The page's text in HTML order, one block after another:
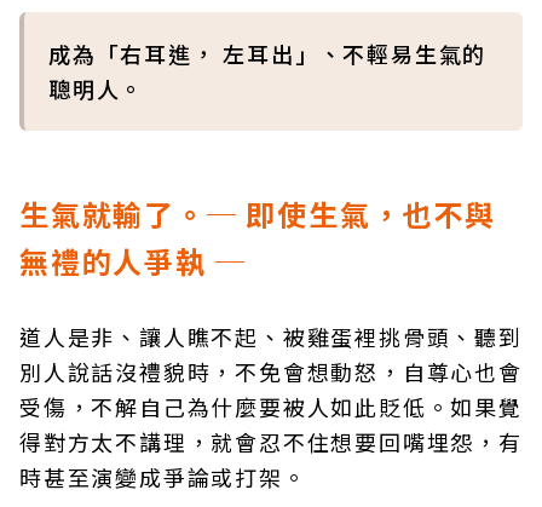
成為「右耳進， 左耳出」、不輕易生氣的
聰明人。
生氣就輸了。─ 即使生氣，也不與
無禮的人爭執 ─
道人是非、讓人瞧不起、被雞蛋裡挑骨頭、聽到
別人說話沒禮貌時，不免會想動怒，自尊心也會
受傷，不解自己為什麼要被人如此貶低。如果覺
得對方太不講理，就會忍不住想要回嘴埋怨，有
時甚至演變成爭論或打架。